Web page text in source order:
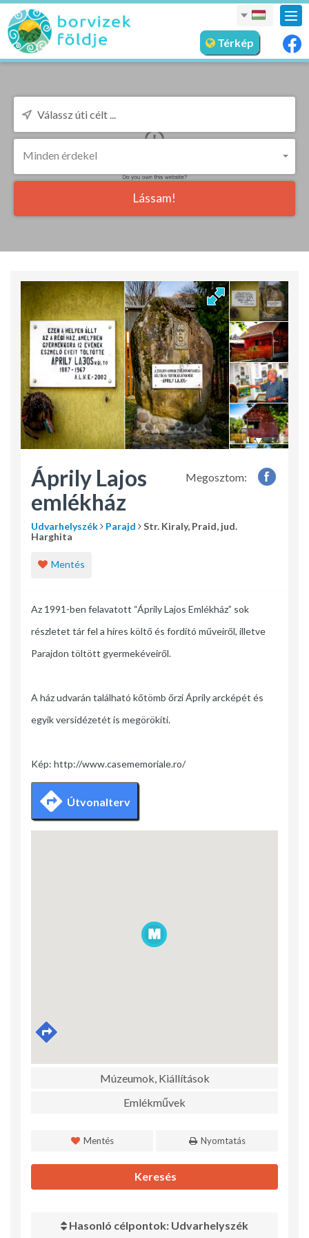
Térkép
Minden érdekel
Lássam!
Megosztom:
Áprily Lajos
emlékház
Udvarhelyszék Parajd
Str. Kiraly, Praid, jud.
Harghita
Mentés
Az 1991-ben felavatott “Áprily Lajos Emlékház” sok
részletet tár fel a híres költő és fordító műveiről, illetve
Parajdon töltött gyermekéveiről.
A ház udvarán található kőtömb őrzi Áprily arcképét és
egyik versidézetét is megörökíti.
Kép: http://www.casememoriale.ro/
Útvonalterv
Múzeumok, Kiállítások
Emlékművek
Mentés Nyomtatás
Keresés
Hasonló célpontok: Udvarhelyszék